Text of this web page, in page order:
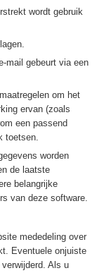
wordt gebruik
mail gebeurt via een
om het
ervan (zoals
een passend
toetsen.
worden
de laatste
belangrijke
van deze software.
mededeling over
Eventuele onjuiste
Als u